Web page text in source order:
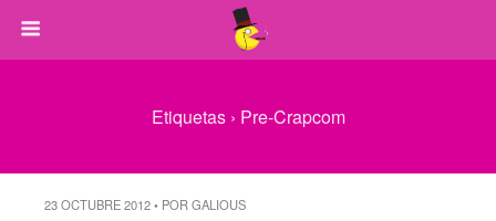
Etiquetas › Pre-Crapcom
23 OCTUBRE 2012 • POR GALIOUS